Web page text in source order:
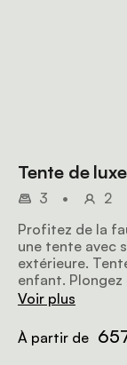
Tente de
3 •
2
Profitez de la
une tente avec
extérieure.
enfant. Plongez
Voir plus
À partir de